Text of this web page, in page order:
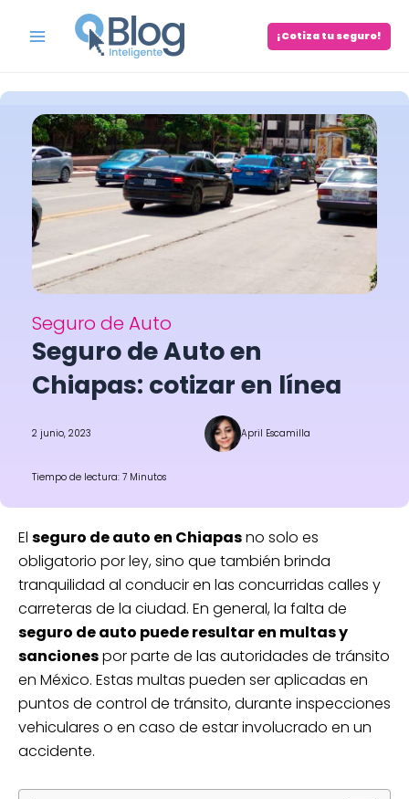
Menu
¡Cotiza tu seguro!
Seguro de Auto
Seguro de Auto en
Chiapas: cotizar en línea
2 junio, 2023 April Escamilla
Tiempo de lectura: 7 Minutos
El seguro de auto en Chiapasno solo es
obligatorio por ley, sino que también brinda
tranquilidad al conducir en las concurridas calles y
carreteras de la ciudad. En general, la falta de
seguro de auto puede resultar en multas y
sancionespor parte de las autoridades de tránsito
en México. Estas multas pueden ser aplicadas en
puntos de control de tránsito, durante inspecciones
vehiculares o en caso de estar involucrado en un
accidente.